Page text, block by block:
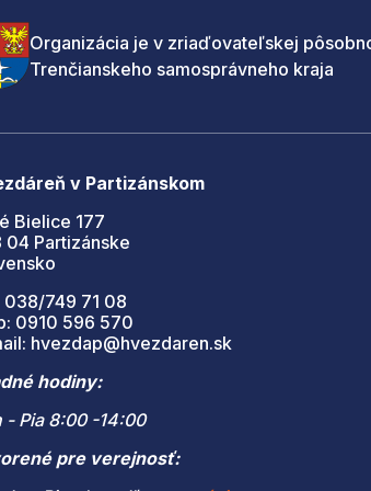
Organizácia je v zriaďovateľskej
Trenčianskeho samosprávneho kraja
v Partizánskom
Bielice 177
04 Partizánske
038/749 71 08
0910 596 570
hvezdap@hvezdaren.sk
hodiny:
- Pia 8:00 -14:00
pre verejnosť: